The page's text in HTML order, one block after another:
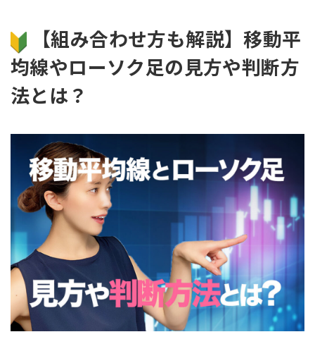
【組み合わせ方も解説】移動平
均線やローソク足の見方や判断方
法とは？